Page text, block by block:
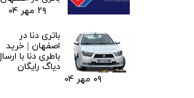
۲۹ مهر ۰۴
باتری دنا در
اصفهان | خرید
باطری دنا با
دیاگ رایگان
۰۹ مهر ۰۴